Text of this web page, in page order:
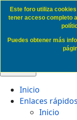
Politica
Inicio
Enlaces rápidos
Inicio
Este foro utiliza
tener acceso completo
Puedes obtener más